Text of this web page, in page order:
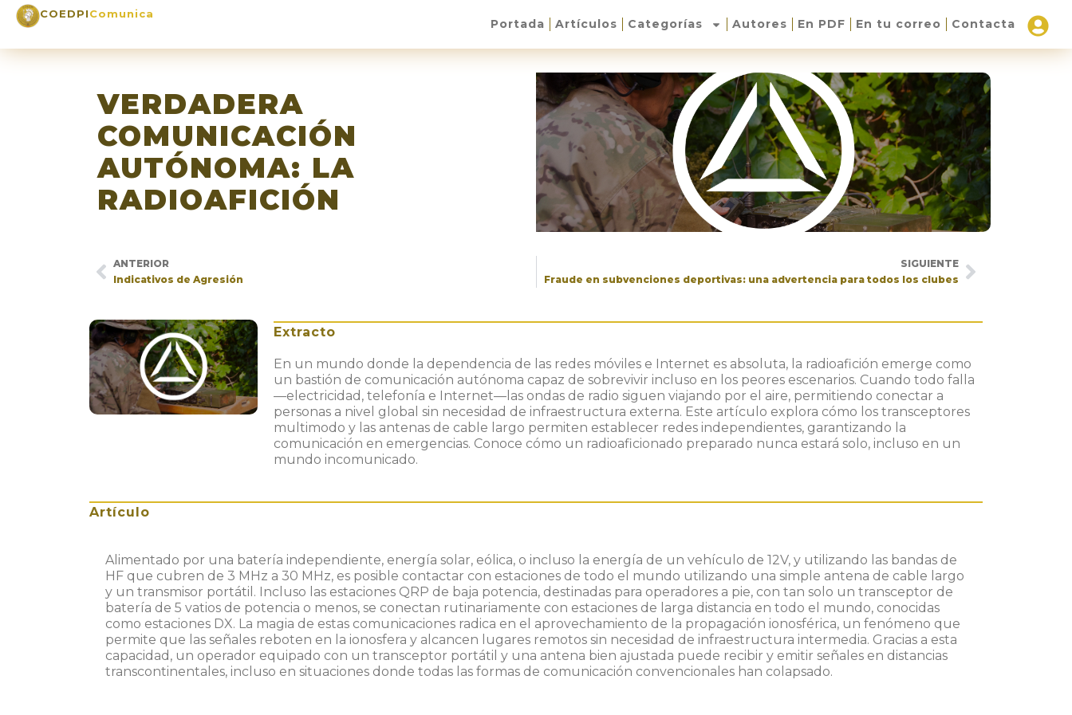
COEDPIComunica
Portada Artículos Categorías Autores En PDF En tu correo Contacta
VERDADERA
COMUNICACIÓN
AUTÓNOMA: LA
RADIOAFICIÓN
ANTERIOR
Indicativos de Agresión
SIGUIENTE
Fraude en subvenciones deportivas: una advertencia para todos los clubes
Extracto
En un mundo donde la dependencia de las redes móviles e Internet es absoluta, la radioafición emerge como
un bastión de comunicación autónoma capaz de sobrevivir incluso en los peores escenarios. Cuando todo falla
—electricidad, telefonía e Internet—las ondas de radio siguen viajando por el aire, permitiendo conectar a
personas a nivel global sin necesidad de infraestructura externa. Este artículo explora cómo los transceptores
multimodo y las antenas de cable largo permiten establecer redes independientes, garantizando la
comunicación en emergencias. Conoce cómo un radioaficionado preparado nunca estará solo, incluso en un
mundo incomunicado.
Artículo
Alimentado por una batería independiente, energía solar, eólica, o incluso la energía de un vehículo de 12V, y utilizando las bandas de
HF que cubren de 3 MHz a 30 MHz, es posible contactar con estaciones de todo el mundo utilizando una simple antena de cable largo
y un transmisor portátil. Incluso las estaciones QRP de baja potencia, destinadas para operadores a pie, con tan solo un transceptor de
batería de 5 vatios de potencia o menos, se conectan rutinariamente con estaciones de larga distancia en todo el mundo, conocidas
como estaciones DX. La magia de estas comunicaciones radica en el aprovechamiento de la propagación ionosférica, un fenómeno que
permite que las señales reboten en la ionosfera y alcancen lugares remotos sin necesidad de infraestructura intermedia. Gracias a esta
capacidad, un operador equipado con un transceptor portátil y una antena bien ajustada puede recibir y emitir señales en distancias
transcontinentales, incluso en situaciones donde todas las formas de comunicación convencionales han colapsado.